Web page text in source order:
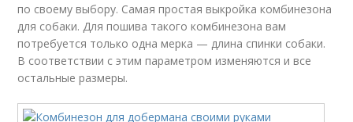
по своему выбору. Самая простая выкройка комбинезона
для собаки. Для пошива такого комбинезона вам
потребуется только одна мерка — длина спинки собаки.
В соответствии с этим параметром изменяются и все
остальные размеры.